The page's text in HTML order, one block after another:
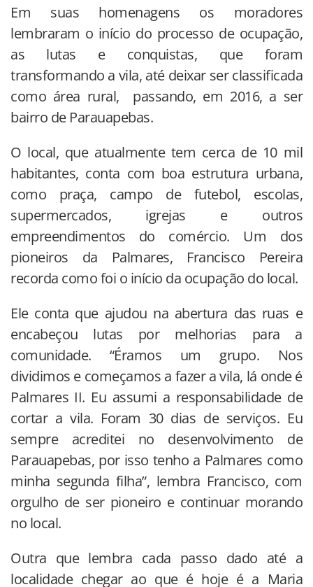
Em suas homenagens os moradores
lembraram o início do processo de ocupação,
as lutas e conquistas, que foram
transformando a vila, até deixar ser classificada
como área rural, passando, em 2016, a ser
bairro de Parauapebas.
O local, que atualmente tem cerca de 10 mil
habitantes, conta com boa estrutura urbana,
como praça, campo de futebol, escolas,
supermercados, igrejas e outros
empreendimentos do comércio. Um dos
pioneiros da Palmares, Francisco Pereira
recorda como foi o início da ocupação do local.
Ele conta que ajudou na abertura das ruas e
encabeçou lutas por melhorias para a
comunidade. “Éramos um grupo. Nos
dividimos e começamos a fazer a vila, lá onde é
Palmares II. Eu assumi a responsabilidade de
cortar a vila. Foram 30 dias de serviços. Eu
sempre acreditei no desenvolvimento de
Parauapebas, por isso tenho a Palmares como
minha segunda filha”, lembra Francisco, com
orgulho de ser pioneiro e continuar morando
no local.
Outra que lembra cada passo dado até a
localidade chegar ao que é hoje é a Maria